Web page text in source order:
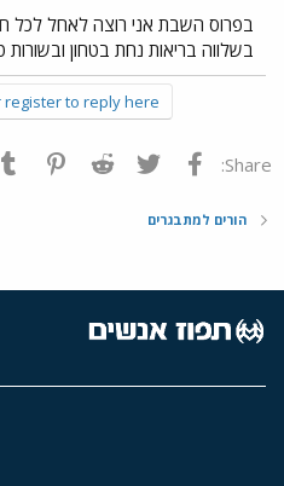
בפרוס השבת אני רוצה לאחל לכל
בשלווה בריאות נחת בטחון
to reply here.
Share: פייסבוק Twitter
Reddit
הורים למתבגרים